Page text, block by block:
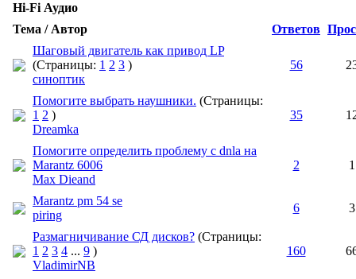
Hi-Fi Аудио
Тема / Автор
Ответов
Шаговый двигатель как привод LP
(Страницы: 1 2 3 )
синоптик
56
Помогите выбрать наушники. (Страницы:
1 2 )
Dreamka
35
Помогите определить проблему с dnla на
Marantz 6006
Max Dieand
2
Marantz pm 54 se
piring
6
Размагничивание СД дисков? (Страницы:
1 2 3 4 ... 9 )
VladimirNB
160